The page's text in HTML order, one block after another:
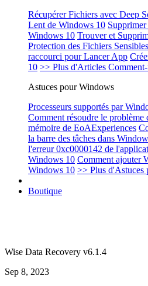
Récupérer Fichiers avec Deep
Lent de Windows 10
Windows 10 Trouver et
Protection des Fichiers Sensibles
raccourci pour Lancer App
10 >> Plus d'Articles
Astuces pour Windows
Processeurs supportés par
Comment résoudre le problème
mémoire de EoAExperiences
la barre des tâches dans
l'erreur 0xc0000142 de
Windows 10 Comment ajouter
Windows 10 >> Plus d'Astuces
Boutique
Wise Data Recovery v6.1.4
Sep 8, 2023